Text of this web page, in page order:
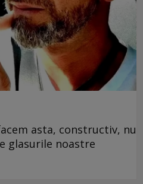
asta, constructiv, nu
glasurile noastre